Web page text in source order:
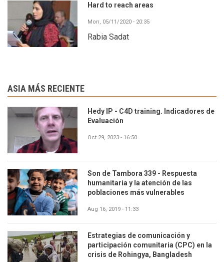
Hard to reach areas
Mon, 05/11/2020 - 20:35
Rabia Sadat
ASIA MÁS RECIENTE
Hedy IP - C4D training. Indicadores de
Evaluación
Oct 29, 2023 - 16:50
Son de Tambora 339 - Respuesta
humanitaria y la atención de las
poblaciones más vulnerables
Aug 16, 2019 - 11:33
Estrategias de comunicación y
participación comunitaria (CPC) en la
crisis de Rohingya, Bangladesh